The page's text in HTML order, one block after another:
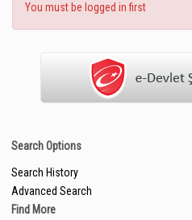
You must be logged in first
Search Options
Search History
Advanced Search
Find More